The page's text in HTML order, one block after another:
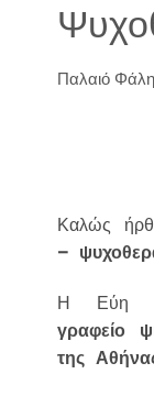
Παλαιό
Καλώς
–
Η Εύη
γραφείο
της